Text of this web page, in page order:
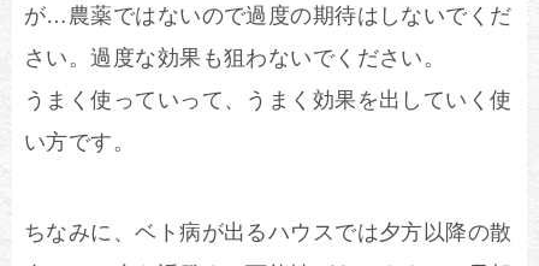
が…農薬ではないので過度の期待はしないでくだ
さい。過度な効果も狙わないでください。
うまく使っていって、うまく効果を出していく使
い方です。
ちなみに、ベト病が出るハウスでは夕方以降の散